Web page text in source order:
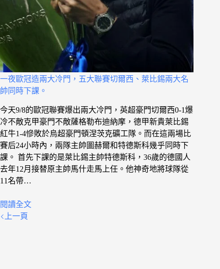
一夜歐冠造兩大冷門，五大聯賽切爾西、萊比錫兩大名
帥同時下課。
今天9/8的歐冠聯賽爆出兩大冷門，英超豪門切爾西0-1爆
冷不敵克甲豪門不敵薩格勒布迪納摩，德甲新貴萊比錫
紅牛1-4慘敗於烏超豪門頓涅茨克礦工隊。而在這兩場比
賽后24小時內，兩隊主帥圖赫爾和特德斯科幾乎同時下
課。 首先下課的是萊比錫主帥特德斯科，36歲的德國人
去年12月接替原主帥馬什走馬上任。他神奇地將球隊從
11名帶…
閱讀全文
上一頁